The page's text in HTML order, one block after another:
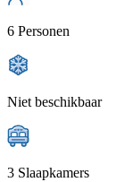
6 Personen
Niet beschikbaar
3 Slaapkamers